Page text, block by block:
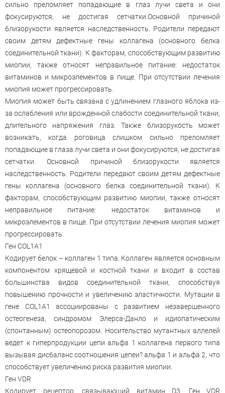
сильно преломляет попадающие в глаз лучи света и они
фокусируются, не достигая сетчатки.Основной причиной
близорукости является наследственность. Родители передают
своим детям дефектные гены коллагена (основного белка
соединительной ткани). К факторам, способствующим развитию
миопии, также относят неправильное питание: недостаток
витаминов и микроэлементов в пище. При отсутствии лечения
миопия может прогрессировать.
Миопия может быть связана с удлинением глазного яблока из-
за ослабления или врожденной слабости соединительной ткани,
длительного напряжения глаз. Также близорукость может
возникать, когда роговица слишком сильно преломляет
попадающие в глаза лучи света и они фокусируются, не достигая
сетчатки. Основной причиной близорукости является
наследственность. Родители передают своим детям дефектные
гены коллагена (основного белка соединительной ткани). К
факторам, способствующим развитию миопии, также относят
неправильное питание: недостаток витаминов и
микроэлементов в пище. При отсутствии лечения миопия может
прогрессировать.
Ген COL1A1
Кодирует белок – коллаген 1 типа. Коллаген является основным
компонентом хрящевой и костной ткани и входит в состав
большинства видов соединительной ткани, способствуя
повышению прочности и увеличению эластичности. Мутации в
гене COL1A1 ассоциированы с развитием незавершенного
остеогенеза, синдромом Элерса-Данло и идиопатическим
(спонтанным) остеопорозом. Носительcтво мутантных аллелей
ведет к гиперпродукции цепи альфа 1 коллагена первого типа
вызывая дисбаланс соотношения цепеи? альфа 1 и альфа 2, что
способствует увеличению риска развития миопии.
Ген VDR
Кодирует рецептор, связывающий витамин D3. Ген VDR